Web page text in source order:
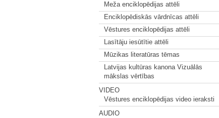
Meža enciklopēdijas attēli
Enciklopēdiskās vārdnīcas attēli
Vēstures enciklopēdijas attēli
Lasītāju iesūtītie attēli
Mūzikas literatūras tēmas
Latvijas kultūras kanona Vizuālās
mākslas vērtības
VIDEO
Vēstures enciklopēdijas video ieraksti
AUDIO